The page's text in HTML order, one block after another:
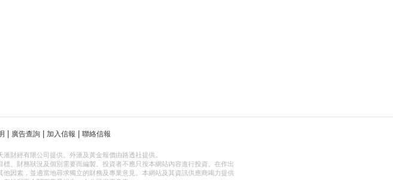
廣告查詢 加入信報 聯絡信報
財經有限公司提供。外滙及黃金報價由路透社提供。
、財務狀況及個別需要而編製。投資者不應只按本網站內容進行投資。在作出
因素，並適當地尋求獨立的財務及專業意見。本網站及其資訊供應商竭力提供